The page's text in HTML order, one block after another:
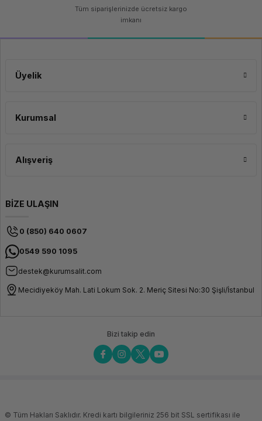
Tüm siparişlerinizde ücretsiz kargo
imkanı
Üyelik
Kurumsal
Alışveriş
BİZE ULAŞIN
0 (850) 640 0607
0549 590 1095
destek@kurumsalit.com
Mecidiyeköy Mah. Lati Lokum Sok. 2. Meriç Sitesi No:30 Şişli/İstanbul
Bizi takip edin
© Tüm Hakları Saklıdır. Kredi kartı bilgileriniz 256 bit SSL sertifikası ile